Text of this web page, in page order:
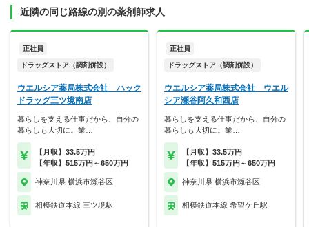
近隣の同じ路線の別の薬剤師求人
正社員
ドラッグストア（調剤併設）
ウエルシア薬局株式会社 ハック
ドラッグ三ツ境南店
暮らしを支える仕事だから、自分の
暮らしも大切に。業…
【月収】33.5万円
【年収】515万円～650万円
神奈川県 横浜市瀬谷区
相模鉄道本線 三ツ境駅
正社員
ドラッグストア（調剤併設）
ウエルシア薬局株式会社 ウエル
シア瀬谷阿久和西店
暮らしを支える仕事だから、自分の
暮らしも大切に。業…
【月収】33.5万円
【年収】515万円～650万円
神奈川県 横浜市瀬谷区
相模鉄道本線 希望ケ丘駅